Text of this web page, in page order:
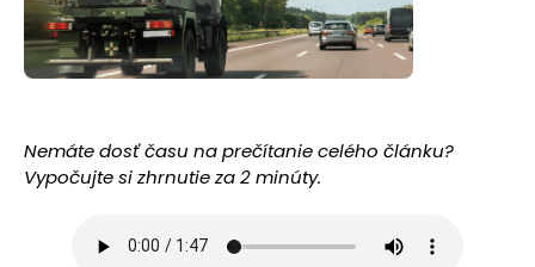
Nemáte dosť času na prečítanie celého článku?
Vypočujte si zhrnutie za 2 minúty.